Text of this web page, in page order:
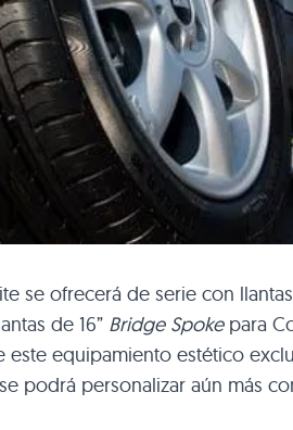
se ofrecerá de serie con llantas
de 16” Bridge Spokepara
este equipamiento estético
podrá personalizar aún más